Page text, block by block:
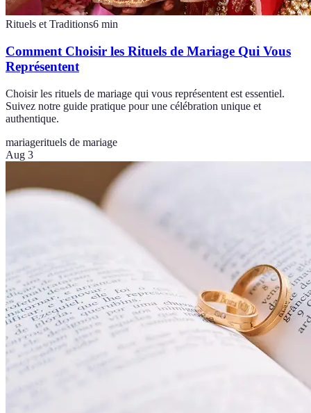
Rituels et Traditions6 min
Comment Choisir les Rituels de Mariage Qui Vous
Représentent
Choisir les rituels de mariage qui vous représentent est essentiel.
Suivez notre guide pratique pour une célébration unique et
authentique.
mariagerituels de mariage
Aug 3